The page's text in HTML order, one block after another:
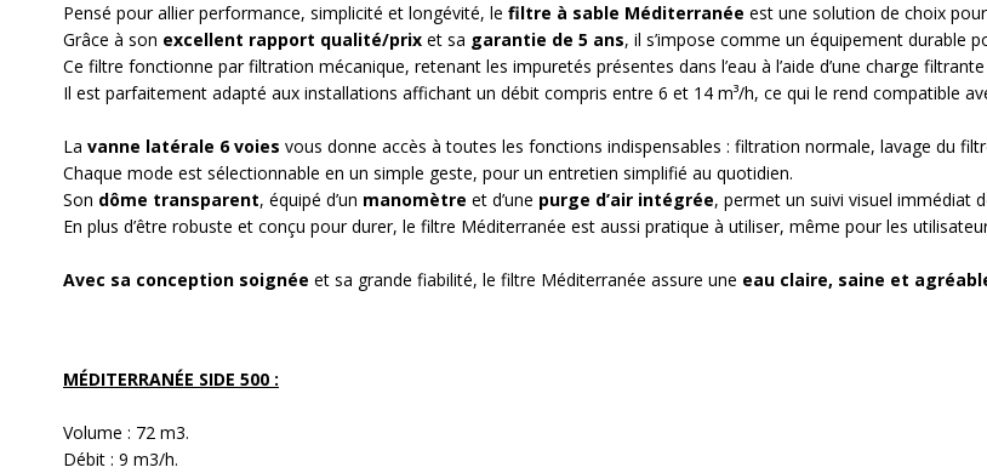
Pensé pour allier performance, simplicité et longévité, le filtre à sable Méditerranée est une solution de choix
Grâce à son excellent rapport qualité/prix et sa garantie de 5 ans, il s’impose comme un équipement durable
Ce filtre fonctionne parfiltration mécanique, retenant les impuretés présentes dans l’eau à l’aide d’une charge
Il est parfaitement adapté aux installations affichant un débit compris entre 6 et 14 m³/h, ce qui le rend compatible
La vanne latérale 6 voies vous donne accès à toutes les fonctions indispensables : filtration normale, lavage du
Chaque mode est sélectionnable en un simple geste, pour un entretien simplifié au quotidien.
Son dôme transparent, équipé d’un manomètre et d’une purge d’air intégrée, permet un suivi visuel immédiat
En plus d’être robuste et conçu pour durer, le filtre Méditerranée est aussi pratique à utiliser, même pour les
Avec sa conception soignée et sa grande fiabilité, le filtre Méditerranée assure une eau claire, saine et
MÉDITERRANÉE SIDE 500 :
Volume : 72 m3.
Débit : 9 m3/h.